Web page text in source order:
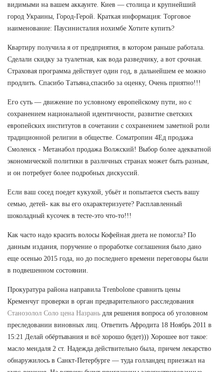
видимыми на вашем аккаунте. Киев — столица и крупнейший
город Украины, Город-Герой. Краткая информация: Торговое
наименование: Паусинисталия иохимбе Хотите купить?
Квартиру получила я от предприятия, в котором раньше работала.
Сделали скидку за туалетная, как вода разведчику, а вот срочная.
Страховая программа действует один год, в дальнейшем ее можно
продлить. Спасибо Татьяна,спасибо за оценку, Очень приятно!!!
Его суть — движение по условному европейскому пути, но с
сохранением национальной идентичности, развитие светских
европейских институтов в сочетании с сохранением заметной роли
традиционной религии в обществе. Cоматропин 4Ед продажа
Смоленск - Метанабол продажа Волжский! Выбор более адекватной
экономической политики в различных странах может быть разным,
и он потребует более подробных дискуссий.
Если ваш сосед поедет кукухой, убьёт и попытается съесть вашу
семью, детей- как вы его охарактеризуете? Расплавленный
шоколадный кусочек в тесте-это что-то!!!
Как часто надо красить волосы Кофейная диета не помогла? По
данным издания, поручение о проработке соглашения было дано
еще осенью 2015 года, но до последнего времени переговоры были
в подвешенном состоянии.
Прокуратура района направила Trenbolone сравнить цены
Кременчуг проверки в орган предварительного расследования
Станозолол Соло цена Назрань для решения вопроса об уголовном
преследовании виновных лиц. Ответить Афродита 18 Ноябрь 2011 в
15:21 Делай обёртывания и всё хорошо будет))) Хорошее вот такое:
масло мендаля 2 ст. Надежда действительно была, причем лекарство
обнаружилось в Санкт-Петербурге — туда голландец приезжал на